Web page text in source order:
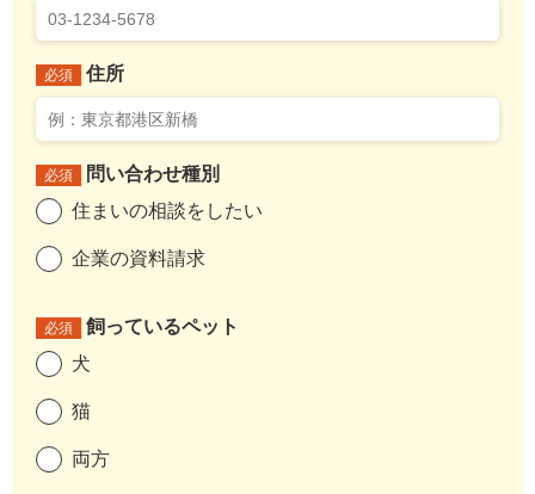
必須 住所
必須
問い合わせ種別
住まいの相談をしたい
企業の資料請求
必須
飼っているペット
犬
猫
両方